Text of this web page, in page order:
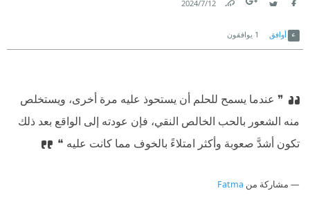
12‏/7‏/2024
أوافق 1 يوافقون
❞ عندما يسمح للحلم أن يستحوذ عليه مرة أخرى، ويستخلص
منه الشعور بالحب الخالص النقي، فإن عودته إلى الواقع بعد ذلك
تكون أشدَّ صعوبة وأكثر امتلاءً بالخوف مما كانت عليه ❝
مشاركة من Fatma